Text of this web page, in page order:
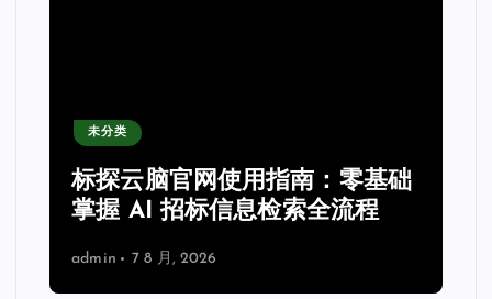
会”听话”更会”读呼吸”:柯尔（苏
州）医疗科技有限公司智能制氧
机把家庭氧疗带入算法时代
admin 7 8 月, 2026